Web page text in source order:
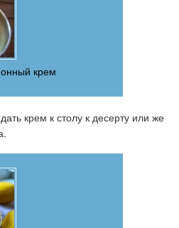
крем
крем к столу к десерту или же